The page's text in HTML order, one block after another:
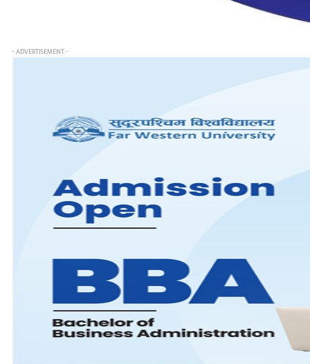
- ADVERTISEMENT -